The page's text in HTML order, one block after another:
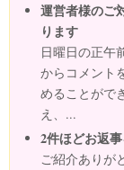
運営者様のご
ります
日曜日の正午
からコメント
めることがで
え、...
2件ほどお返
ご紹介ありが